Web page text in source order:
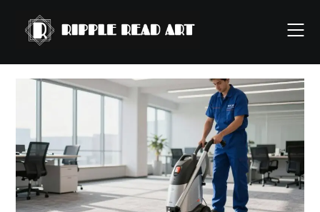
content